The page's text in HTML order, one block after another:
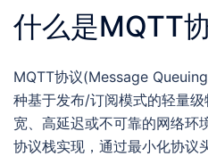
什么是MQTT
MQTT协议(Message
种基于发布/订阅模式的轻量
宽、高延迟或不可靠的网络环
协议栈实现，通过最小化协议